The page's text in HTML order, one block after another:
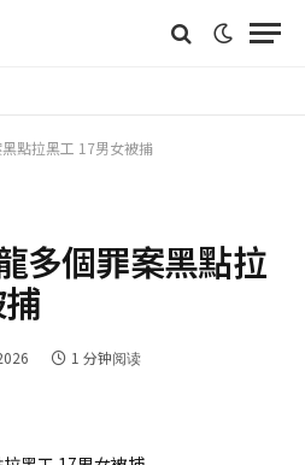
點拉黑工 17男女被捕
多個罪案黑點拉
1 分钟阅读